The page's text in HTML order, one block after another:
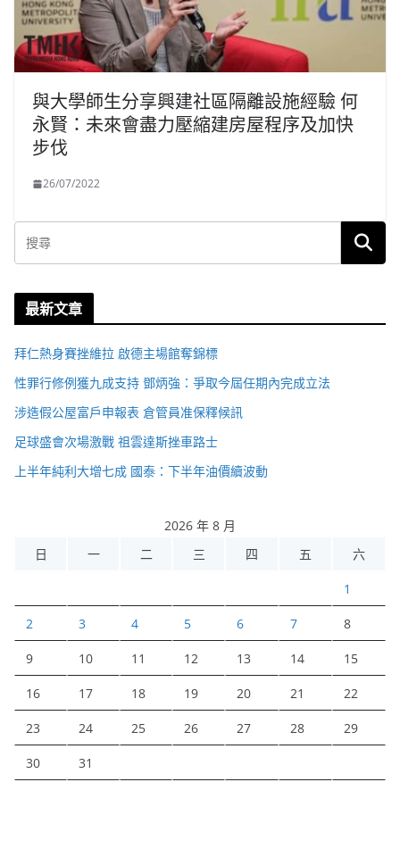
與大學師生分享興建社區隔離設施經驗 何
永賢：未來會盡力壓縮建房屋程序及加快
步伐
26/07/2022
最新文章
拜仁熱身賽挫維拉 啟德主場館奪錦標
性罪行修例獲九成支持 鄧炳強：爭取今屆任期內完成立法
涉造假公屋富戶申報表 倉管員准保釋候訊
足球盛會次場激戰 祖雲達斯挫車路士
上半年純利大增七成 國泰：下半年油價續波動
2026 年 8 月
日
一 二 三 四 五 六
1
2 3 4 5 6 7 8
9 10 11 12 13 14 15
16 17 18 19 20 21 22
23 24 25 26 27 28 29
30 31